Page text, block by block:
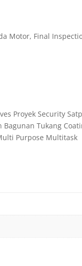
Motor, Final
Proyek Security
Tukang
Purpose Multitask